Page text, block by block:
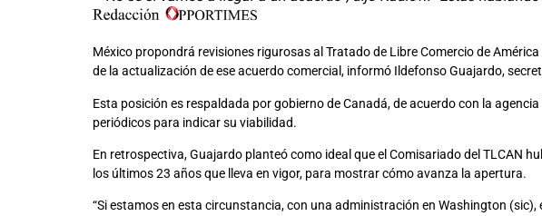
México propondrá revisiones rigurosas al Tratado de Libre Comercio de
de la actualización de ese acuerdo comercial, informó Ildefonso Guajardo,
Esta posición es respaldada por gobierno de Canadá, de acuerdo con la
periódicos para indicar su viabilidad.
En retrospectiva, Guajardo planteó como ideal que el Comisariado del TLCAN
los últimos 23 años que lleva en vigor, para mostrar cómo avanza la apertura.
“Si estamos en esta circunstancia, con una administración en Washington